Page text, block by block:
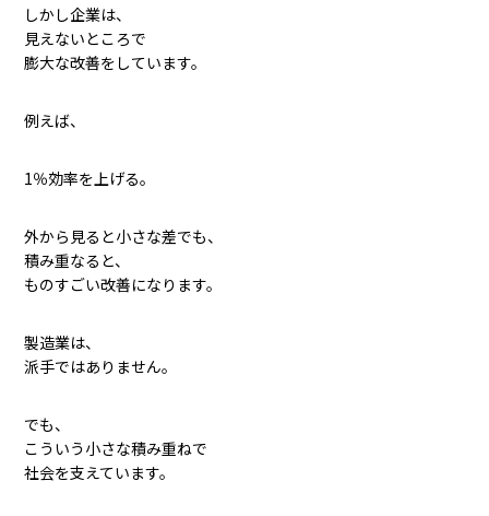
しかし企業は、
見えないところで
膨大な改善をしています。
例えば、
1％効率を上げる。
外から見ると小さな差でも、
積み重なると、
ものすごい改善になります。
製造業は、
派手ではありません。
でも、
こういう小さな積み重ねで
社会を支えています。